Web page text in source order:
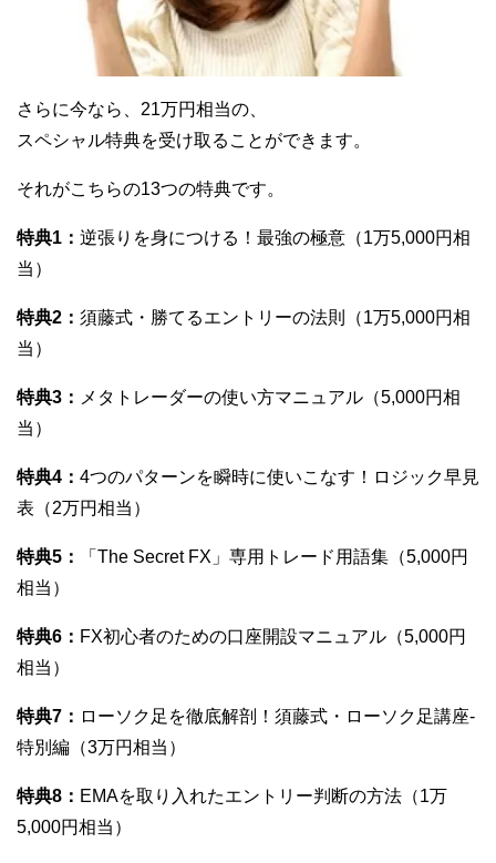
さらに今なら、21万円相当の、
スペシャル特典を受け取ることができます。
それがこちらの13つの特典です。
特典1： 逆張りを身につける！最強の極意（1万5,000円相
当）
特典2： 須藤式・勝てるエントリーの法則（1万5,000円相
当）
特典3： メタトレーダーの使い方マニュアル（5,000円相
当）
特典4： 4つのパターンを瞬時に使いこなす！ロジック早見
表（2万円相当）
特典5：
「The Secret FX」専用トレード用語集（5,000円
相当）
特典6： FX初心者のための口座開設マニュアル（5,000円
相当）
特典7： ローソク足を徹底解剖！須藤式・ローソク足講座-
特別編（3万円相当）
特典8： EMAを取り入れたエントリー判断の方法（1万
5,000円相当）